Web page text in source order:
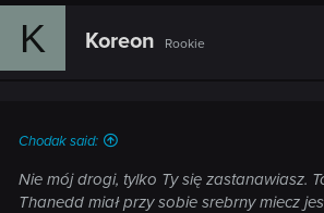
c
K Koreon Rookie
Chodak said:
Nie mój drogi, tylko Ty się zastanawiasz.
Thanedd miał przy sobie srebrny miecz